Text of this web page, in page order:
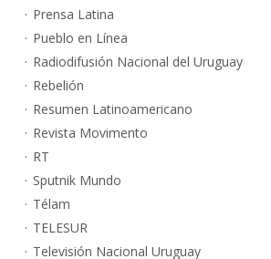
Prensa Latina
Pueblo en Línea
Radiodifusión Nacional del Uruguay
Rebelión
Resumen Latinoamericano
Revista Movimento
RT
Sputnik Mundo
Télam
TELESUR
Televisión Nacional Uruguay